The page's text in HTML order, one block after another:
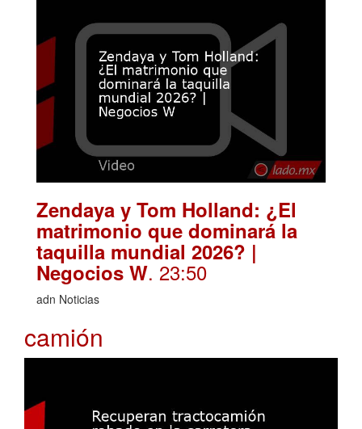
Zendaya y Tom Holland: ¿El
matrimonio que dominará la
taquilla mundial 2026? |
Negocios W. 23:50
adn Noticias
camión